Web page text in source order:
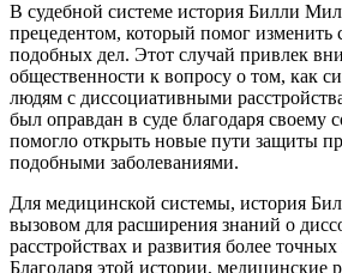
В судебной системе история Билли
прецедентом, который помог изменить
подобных дел. Этот случай привлек
общественности к вопросу о том, как
людям с диссоциативными
был оправдан в суде благодаря своему
помогло открыть новые пути защиты
подобными заболеваниями.
Для медицинской системы, история
вызовом для расширения знаний о
расстройствах и развития более
Благодаря этой истории, медицинские